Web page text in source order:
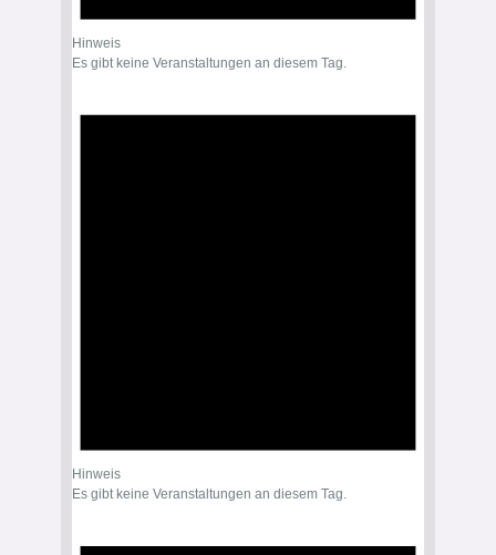
Hinweis
Es gibt keine Veranstaltungen an diesem Tag.
Hinweis
Es gibt keine Veranstaltungen an diesem Tag.